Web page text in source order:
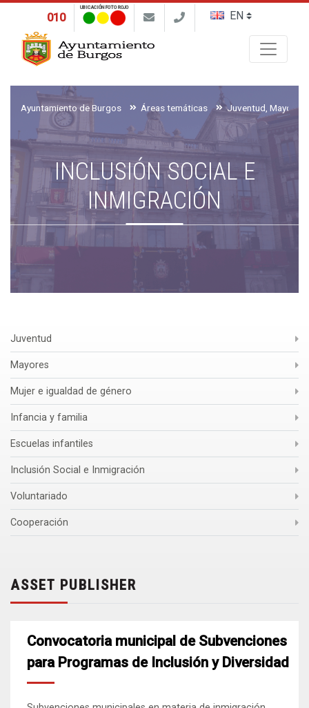
010
UBICACIÓN FOTO ROJO
Ayuntamiento de Burgos Áreas temáticas
INCLUSIÓN SOCIAL E
INMIGRACIÓN
Juventud
Mayores
Mujer e igualdad de género
Infancia y familia
Escuelas infantiles
Inclusión Social e Inmigración
Voluntariado
Cooperación
ASSET PUBLISHER
Convocatoria municipal de Subvenciones
para Programas de Inclusión y Diversidad